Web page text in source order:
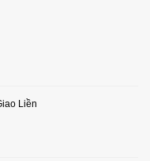
Liền